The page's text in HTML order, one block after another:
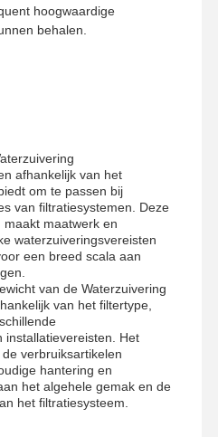
Video's Over Ons
Neem
Contact Met
Ons Op
Nieuws
hoogwaardige
behalen.
afhankelijk van het
om te passen bij
van filtratiesystemen. Deze
maatwerk en
waterzuiveringsvereisten
een breed scala aan
van de Waterzuivering
van het filtertype,
installatievereisten. Het
verbruiksartikelen
hantering en
het algehele gemak en de
het filtratiesysteem.